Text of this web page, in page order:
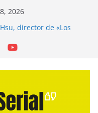
2026
director de «Los
de Anthony
Bergholm (2026)
Christopher Nolan